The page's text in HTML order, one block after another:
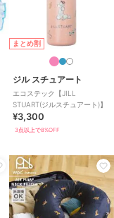
キャラクターズショップ ラフラフ
ちいかわ インテリアマ
ット ハチワレリボン BL
2,640
キャラクターズショップ ラフラフ
まとめ割
ジル スチュアート
エコステック【JILL
STUART(ジルスチュアート)】
¥3,300
3点以上で8%OFF